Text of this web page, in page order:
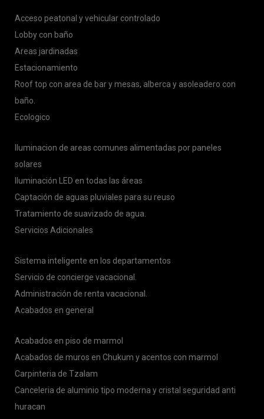
Acceso peatonal y vehicular controlado
Lobby con baño
Areas jardinadas
Estacionamiento
Roof top con area de bar y mesas, alberca y asoleadero con
baño.
Ecologico
Iluminacion de areas comunes alimentadas por paneles
solares
Iluminación LED en todas las áreas
Captación de aguas pluviales para su reuso
Tratamiento de suavizado de agua.
Servicios Adicionales
Sistema inteligente en los departamentos
Servicio de concierge vacacional.
Administración de renta vacacional.
Acabados en general
Acabados en piso de marmol
Acabados de muros en Chukum y acentos con marmol
Carpinteria de Tzalam
Canceleria de aluminio tipo moderna y cristal seguridad anti
huracan